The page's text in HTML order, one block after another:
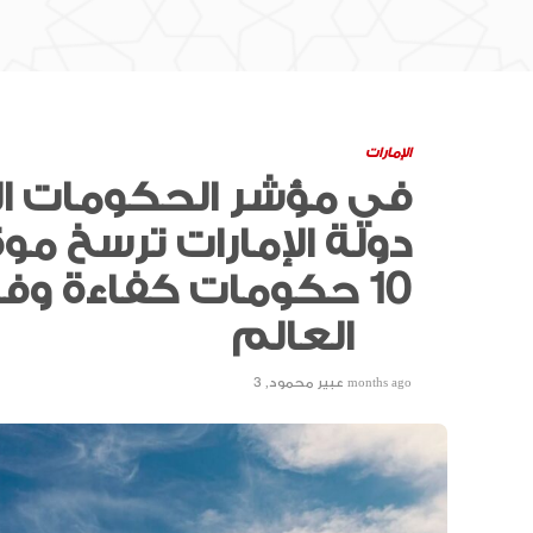
الإمارات
دولة الإمارات ترسخ
10 حكومات كفاءة
العالم
عبير محمود, 3 months ago